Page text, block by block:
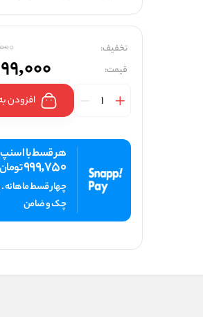
تخفیف:
قیمت:
افزودن
هر قسط با
999,750تومان
چهار قسط ماهانه
چک و ضامن